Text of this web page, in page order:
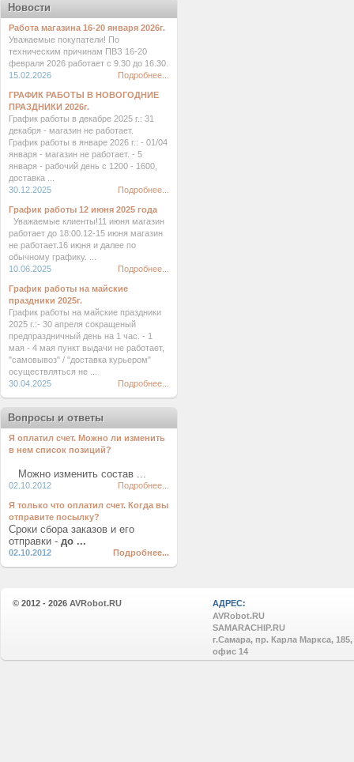
Новости
Работа магазина 16-20 января 2026г.
Уважаемые покупатели! По
техническим причинам ПВЗ 16-20
февраля 2026 работает с 9.30 до 16.30.
15.02.2026
Подробнее...
ГРАФИК РАБОТЫ В НОВОГОДНИЕ
ПРАЗДНИКИ 2026г.
График работы в декабре 2025 г.: 31
декабря - магазин не работает.
График работы в январе 2026 г.: - 01/04
января - магазин не работает. - 5
января - рабочий день с 1200 - 1600,
доставка ...
30.12.2025
Подробнее...
График работы 12 июня 2025 года
Уважаемые клиенты!11 июня магазин
работает до 18:00.12-15 июня магазин
не работает.16 июня и далее по
обычному графику. ...
10.06.2025
Подробнее...
График работы на майские
праздники 2025г.
График работы на майские праздники
2025 г.:- 30 апреля сокращеный
предпраздничный день на 1 час. - 1
мая - 4 мая пункт выдачи не работает,
"самовывоз" / "доставка курьером"
осуществляться не ...
30.04.2025
Подробнее...
Вопросы и ответы
Я оплатил счет. Можно ли изменить
в нем список позиций?
Можно изменить состав ...
02.10.2012 Подробнее...
Я только что оплатил счет. Когда вы
отправите посылку?
Сроки сбора заказов и его
отправки - до ...
02.10.2012 Подробнее...
© 2012 - 2026 AVRobot.RU
АДРЕС:
AVRobot.RU
SAMARACHIP.RU
г.Самара, пр. Карла Маркса, 185,
офис 14